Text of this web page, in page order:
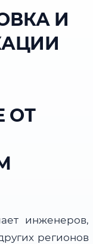
И
ОТ
инженеров,
регионов